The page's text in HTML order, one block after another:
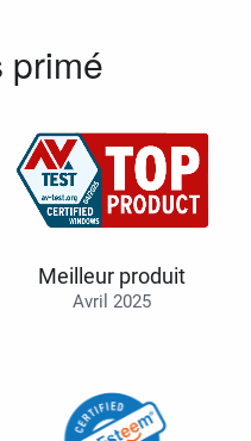
primé
Meilleur produit
Avril 2025